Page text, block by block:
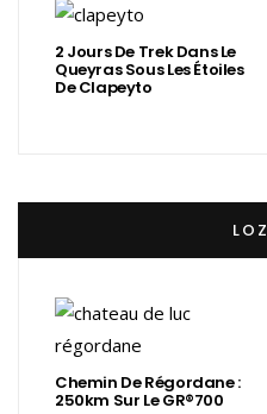
2 Jours De Trek Dans Le
Queyras Sous Les Étoiles
De Clapeyto
Chemin De Régordane :
250km Sur Le GR®700